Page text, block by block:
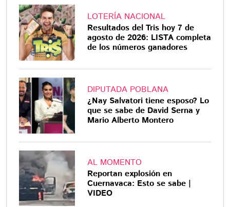
LOTERÍA NACIONAL
Resultados del Tris hoy 7 de
agosto de 2026: LISTA completa
de los números ganadores
DIPUTADA POBLANA
¿Nay Salvatori tiene esposo? Lo
que se sabe de David Serna y
Mario Alberto Montero
AL MOMENTO
Reportan explosión en
Cuernavaca: Esto se sabe |
VIDEO